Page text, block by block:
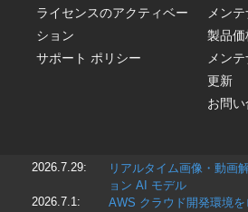
ライセンスのアクティベー
ション
サポート ポリシー
メン
製品価
メン
更新
お問
2026.7.29:
リアルタイム画像・動画
ョン AI モデル
2026.7.1:
AWS クラウド開発環境